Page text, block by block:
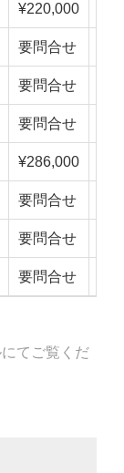
¥220,000
要問合せ
要問合せ
要問合せ
¥286,000
要問合せ
要問合せ
要問合せ
てご覧くだ